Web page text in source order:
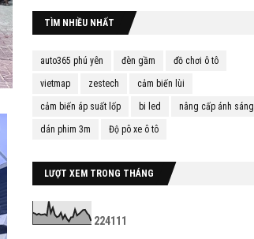
TÌM NHIỀU NHẤT
auto365 phú yên đèn gầm đồ chơi ô tô
vietmap zestech cảm biến lùi
cảm biến áp suất lốp bi led nâng cấp ánh sáng
dán phim 3m Độ pô xe ô tô
LƯỢT XEM TRONG THÁNG
2241 1 1